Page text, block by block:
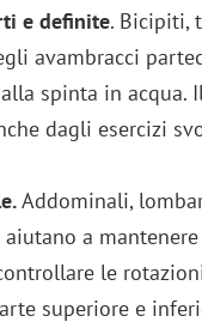
e definite. Bicipiti,
avambracci
spinta in acqua.
dagli esercizi
Addominali,
a
le
superiore e